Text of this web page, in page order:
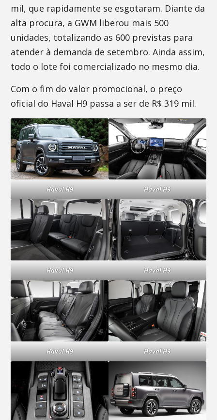
mil, que rapidamente se esgotaram. Diante da
alta procura, a GWM liberou mais 500
unidades, totalizando as 600 previstas para
atender à demanda de setembro. Ainda assim,
todo o lote foi comercializado no mesmo dia.
Com o fim do valor promocional, o preço
oficial do Haval H9 passa a ser de R$ 319 mil.
Haval H9 Haval H9
Haval H9 Haval H9
Haval H9 Haval H9